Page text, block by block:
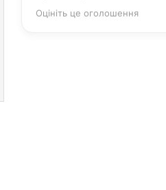
Оцініть це оголошення